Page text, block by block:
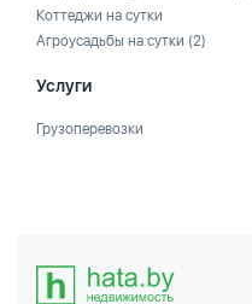
Коттеджи на сутки
Агроусадьбы на сутки (2)
Услуги
Грузоперевозки